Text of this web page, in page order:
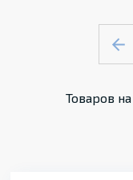
Товаров